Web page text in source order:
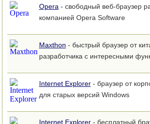
Opera - свободный веб-браузер
компанией Opera Software
Maxthon - быстрый браузер от
разработчика с интересными
Internet Explorer- браузер от
для старых версий Windows
Internet Explorer- бесплатный